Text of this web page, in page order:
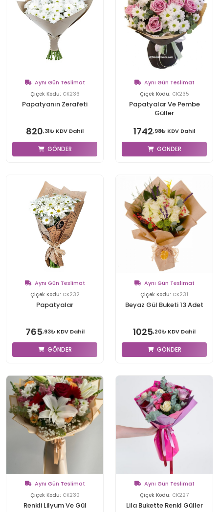
Aynı Gün Teslimat
Çiçek Kodu: CK236
Papatyanın Zerafeti
820,31₺ KDV Dahil
GÖNDER
Aynı Gün Teslimat
Çiçek Kodu: CK235
Papatyalar Ve Pembe
Güller
1742,98₺ KDV Dahil
GÖNDER
Aynı Gün Teslimat
Çiçek Kodu: CK232
Papatyalar
765,93₺ KDV Dahil
GÖNDER
Aynı Gün Teslimat
Çiçek Kodu: CK231
Beyaz Gül Buketi 13 Adet
1025,20₺ KDV Dahil
GÖNDER
Aynı Gün Teslimat
Çiçek Kodu: CK230
Renkli Lilyum Ve Gül
Aynı Gün Teslimat
Çiçek Kodu: CK227
Lila Bukette Renkl Güller